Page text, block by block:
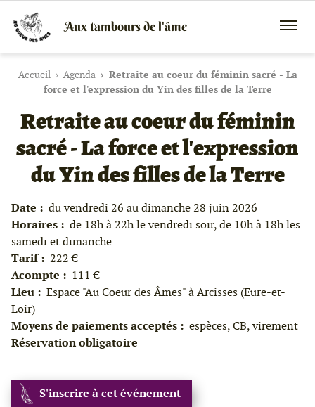
Aux tambours de l'âme
de
chamaniques,
de
peaux
et
bois
et
de
peintures
soins
énergétiques,
stages
Accueil Agenda
Retraite au coeur du féminin sacré - La
force et l'expression du Yin des filles de la Terre
Retraite au coeur du féminin
sacré - La force et l'expression
du Yin des filles de la Terre
Date : du vendredi 26 au dimanche 28 juin 2026
Horaires : de 18h à 22h le vendredi soir, de 10h à 18h les
samedi et dimanche
Tarif : 222 €
Acompte : 111 €
Lieu : Espace "Au Coeur des Âmes" à Arcisses (Eure-et-
Loir)
Moyens de paiements acceptés : espèces, CB, virement
Réservation obligatoire
S'inscrire à cet événement